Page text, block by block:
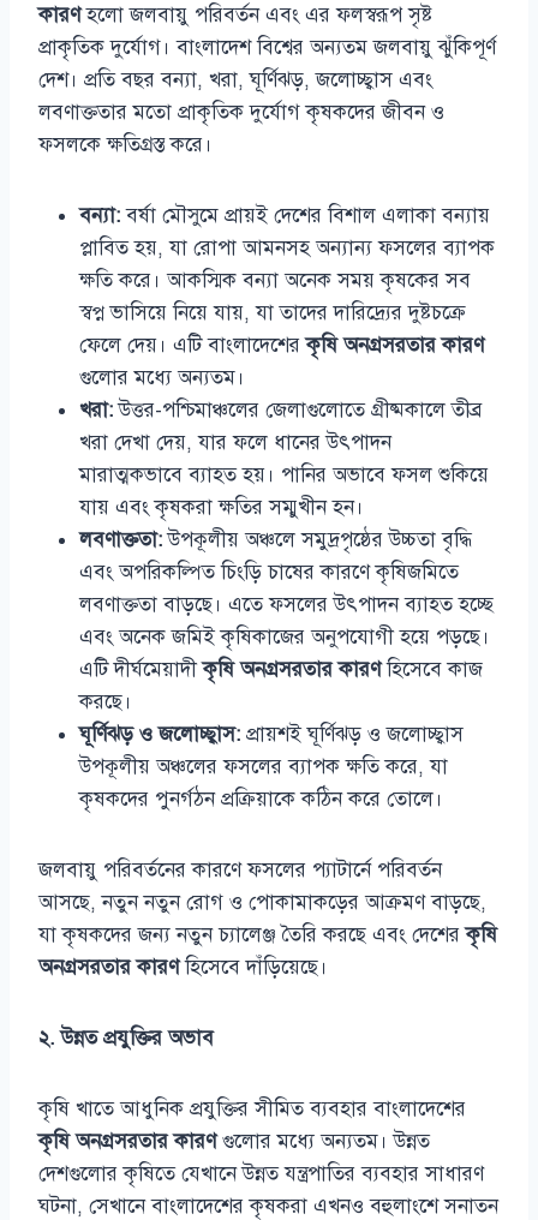
কারণহলো জলবায়ু পরিবর্তন এবং এর ফলস্বরূপ সৃষ্ট
প্রাকৃতিক দুর্যোগ। বাংলাদেশ বিশ্বের অন্যতম জলবায়ু ঝুঁকিপূর্ণ
দেশ। প্রতি বছর বন্যা, খরা, ঘূর্ণিঝড়, জলোচ্ছ্বাস এবং
লবণাক্ততার মতো প্রাকৃতিক দুর্যোগ কৃষকদের জীবন ও
ফসলকে ক্ষতিগ্রস্ত করে।
বন্যা:বর্ষা মৌসুমে প্রায়ই দেশের বিশাল এলাকা বন্যায়
প্লাবিত হয়, যা রোপা আমনসহ অন্যান্য ফসলের ব্যাপক
ক্ষতি করে। আকস্মিক বন্যা অনেক সময় কৃষকের সব
স্বপ্ন ভাসিয়ে নিয়ে যায়, যা তাদের দারিদ্র্যের দুষ্টচক্রে
ফেলে দেয়। এটি বাংলাদেশেরকৃষি অনগ্রসরতার কারণ
গুলোর মধ্যে অন্যতম।
খরা:উত্তর-পশ্চিমাঞ্চলের জেলাগুলোতে গ্রীষ্মকালে তীব্র
খরা দেখা দেয়, যার ফলে ধানের উৎপাদন
মারাত্মকভাবে ব্যাহত হয়। পানির অভাবে ফসল শুকিয়ে
যায় এবং কৃষকরা ক্ষতির সম্মুখীন হন।
লবণাক্ততা:উপকূলীয় অঞ্চলে সমুদ্রপৃষ্ঠের উচ্চতা বৃদ্ধি
এবং অপরিকল্পিত চিংড়ি চাষের কারণে কৃষিজমিতে
লবণাক্ততা বাড়ছে। এতে ফসলের উৎপাদন ব্যাহত হচ্ছে
এবং অনেক জমিই কৃষিকাজের অনুপযোগী হয়ে পড়ছে।
এটি দীর্ঘমেয়াদীকৃষি অনগ্রসরতার কারণহিসেবে কাজ
করছে।
ঘূর্ণিঝড় ও জলোচ্ছ্বাস: প্রায়শই ঘূর্ণিঝড় ও জলোচ্ছ্বাস
উপকূলীয় অঞ্চলের ফসলের ব্যাপক ক্ষতি করে, যা
কৃষকদের পুনর্গঠন প্রক্রিয়াকে কঠিন করে তোলে।
জলবায়ু পরিবর্তনের কারণে ফসলের প্যাটার্নে পরিবর্তন
আসছে, নতুন নতুন রোগ ও পোকামাকড়ের আক্রমণ বাড়ছে,
যা কৃষকদের জন্য নতুন চ্যালেঞ্জ তৈরি করছে এবং দেশেরকৃষি
অনগ্রসরতার কারণহিসেবে দাঁড়িয়েছে।
২. উন্নত প্রযুক্তির অভাব
কৃষি খাতে আধুনিক প্রযুক্তির সীমিত ব্যবহার বাংলাদেশের
কৃষি অনগ্রসরতার কারণগুলোর মধ্যে অন্যতম। উন্নত
দেশগুলোর কৃষিতে যেখানে উন্নত যন্ত্রপাতির ব্যবহার সাধারণ
ঘটনা, সেখানে বাংলাদেশের কৃষকরা এখনও বহুলাংশে সনাতন